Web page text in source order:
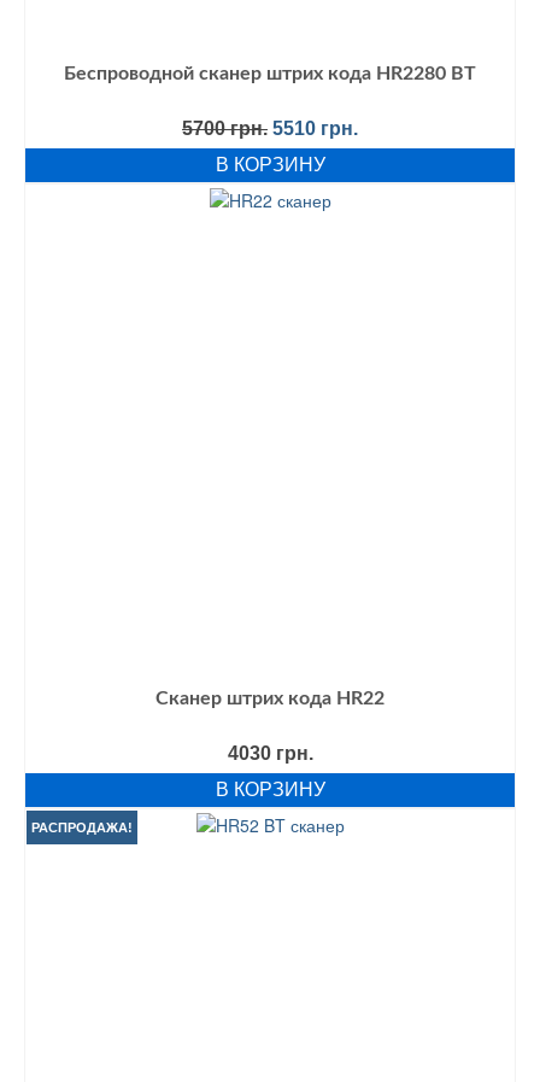
Беспроводной сканер штрих кода HR2280 BT
5700грн. Первоначальная
цена
составляла
5700 грн..
5510 грн.Текущая
цена:
В КОРЗИНУ
Сканер штрих кода HR22
4030 грн.
В КОРЗИНУ
РАСПРОДАЖА!